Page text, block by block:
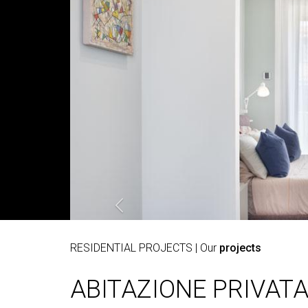
RESIDENTIAL PROJECTS | Our projects
ABITAZIONE PRIVATA